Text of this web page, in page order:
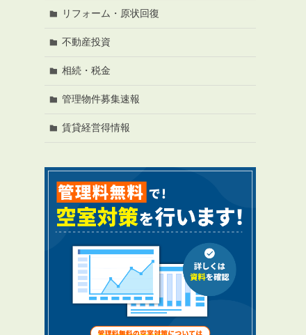
RENTALアブレイズの賃貸管理
管理料無料について
４つの強み
報酬と独自の保証内容
リフォーム・原状回復
不動産投資
相続・税金
管理物件募集速報
賃貸経営得情報